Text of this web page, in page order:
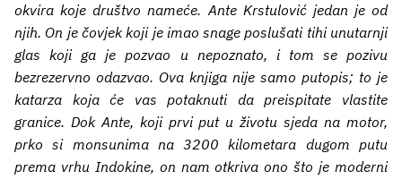
okvira koje društvo nameće. Ante Krstulović jedan je od
njih. On je čovjek koji je imao snage poslušati tihi unutarnji
glas koji ga je pozvao u nepoznato, i tom se pozivu
bezrezervno odazvao. Ova knjiga nije samo putopis; to je
katarza koja će vas potaknuti da preispitate vlastite
granice. Dok Ante, koji prvi put u životu sjeda na motor,
prko si monsunima na 3200 kilometara dugom putu
prema vrhu Indokine, on nam otkriva ono što je moderni